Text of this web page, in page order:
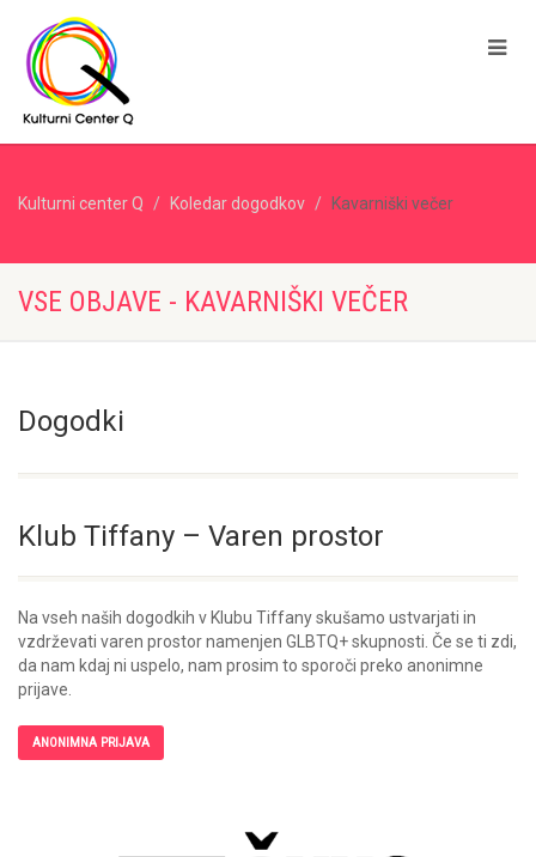
Kulturni center Q Koledar dogodkov Kavarniški večer
VSE OBJAVE - KAVARNIŠKI VEČER
Dogodki
Klub Tiffany – Varen prostor
Na vseh naših dogodkih v Klubu Tiffany skušamo ustvarjati in
vzdrževati varen prostor namenjen GLBTQ+ skupnosti. Če se ti zdi,
da nam kdaj ni uspelo, nam prosim to sporoči preko anonimne
prijave.
ANONIMNA PRIJAVA